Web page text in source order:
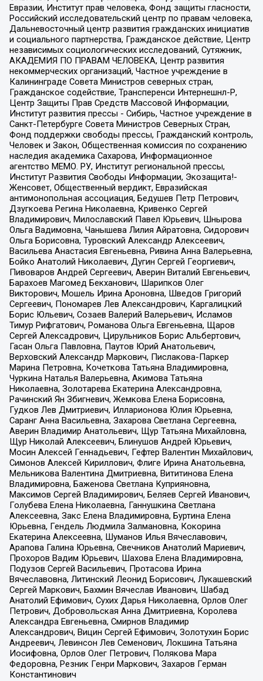
Евразии, Институт прав человека, Фонд защиты гласности,
Российский исследовательский центр по правам человека,
Дальневосточный центр развития гражданских инициатив
и социального партнерства, Гражданское действие, Центр
независимых социологических исследований, Сутяжник,
АКАДЕМИЯ ПО ПРАВАМ ЧЕЛОВЕКА, Центр развития
некоммерческих организаций, Частное учреждение в
Калининграде Совета Министров северных стран,
Гражданское содействие, Трансперенси Интернешнл-Р,
Центр Защиты Прав Средств Массовой Информации,
Институт развития прессы - Сибирь, Частное учреждение в
Санкт-Петербурге Совета Министров Северных Стран,
Фонд поддержки свободы прессы, Гражданский контроль,
Человек и Закон, Общественная комиссия по сохранению
наследия академика Сахарова, Информационное
агентство МЕМО. РУ, Институт региональной прессы,
Институт Развития Свободы Информации, Экозащита!-
Женсовет, Общественный вердикт, Евразийская
антимонопольная ассоциация, Бедушев Петр Петрович,
Дзугкоева Регина Николаевна, Кривенко Сергей
Владимирович, Милославский Павел Юрьевич, Шнырова
Ольга Вадимовна, Чанышева Лилия Айратовна, Сидорович
Ольга Борисовна, Туровский Александр Алексеевич,
Васильева Анастасия Евгеньевна, Ривина Анна Валерьевна,
Бойко Анатолий Николаевич, Дугин Сергей Георгиевич,
Пивоваров Андрей Сергеевич, Аверин Виталий Евгеньевич,
Барахоев Магомед Бекханович, Шарипков Олег
Викторович, Мошель Ирина Ароновна, Шведов Григорий
Сергеевич, Пономарев Лев Александрович, Каргалицкий
Борис Юльевич, Созаев Валерий Валерьевич, Исламов
Тимур Рифгатович, Романова Ольга Евгеньевна, Щаров
Сергей Алексадрович, Цирульников Борис Альбертович,
Гасан Ольга Павловна, Паутов Юрий Анатольевич,
Верховский Александр Маркович, Пислакова-Паркер
Марина Петровна, Кочеткова Татьяна Владимировна,
Чуркина Наталья Валерьевна, Акимова Татьяна
Николаевна, Золотарева Екатерина Александровна,
Рачинский Ян Збигневич, Жемкова Елена Борисовна,
Гудков Лев Дмитриевич, Илларионова Юлия Юрьевна,
Саранг Анна Васильевна, Захарова Светлана Сергеевна,
Аверин Владимир Анатольевич, Щур Татьяна Михайловна,
Щур Николай Алексеевич, Блинушов Андрей Юрьевич,
Мосин Алексей Геннадьевич, Гефтер Валентин Михайлович,
Симонов Алексей Кириллович, Флиге Ирина Анатольевна,
Мельникова Валентина Дмитриевна, Вититинова Елена
Владимировна, Баженова Светлана Куприяновна,
Максимов Сергей Владимирович, Беляев Сергей Иванович,
Голубева Елена Николаевна, Ганнушкина Светлана
Алексеевна, Закс Елена Владимировна, Буртина Елена
Юрьевна, Гендель Людмила Залмановна, Кокорина
Екатерина Алексеевна, Шуманов Илья Вячеславович,
Арапова Галина Юрьевна, Свечников Анатолий Мариевич,
Прохоров Вадим Юрьевич, Шахова Елена Владимировна,
Подузов Сергей Васильевич, Протасова Ирина
Вячеславовна, Литинский Леонид Борисович, Лукашевский
Сергей Маркович, Бахмин Вячеслав Иванович, Шабад
Анатолий Ефимович, Сухих Дарья Николаевна, Орлов Олег
Петрович, Добровольская Анна Дмитриевна, Королева
Александра Евгеньевна, Смирнов Владимир
Александрович, Вицин Сергей Ефимович, Золотухин Борис
Андреевич, Левинсон Лев Семенович, Локшина Татьяна
Иосифовна, Орлов Олег Петрович, Полякова Мара
Федоровна, Резник Генри Маркович, Захаров Герман
Константинович